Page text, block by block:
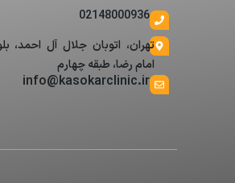
02148000936
تهران، اتوبان جلال آل احمد،
امام رضا، طبقه چهارم
info@kasokarclinic.ir